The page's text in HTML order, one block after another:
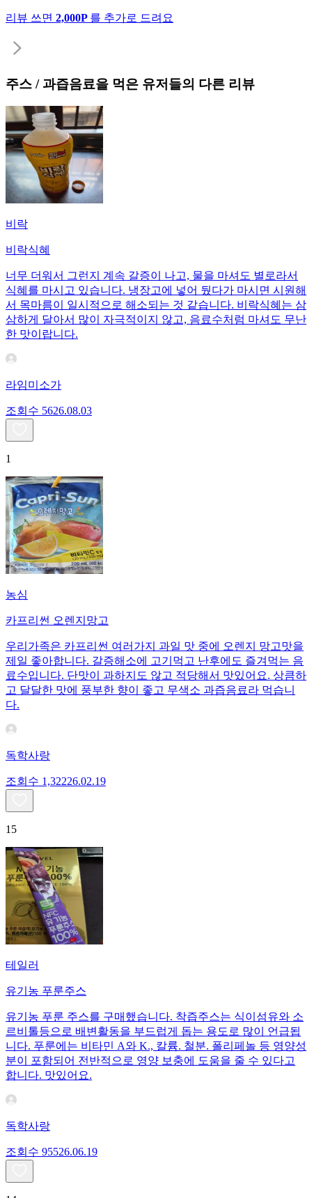
리뷰 쓰면 2,000P 를 추가로 드려요
주스 / 과즙음료을 먹은 유저들의 다른 리뷰
비락
비락식혜
너무 더워서 그런지 계속 갈증이 나고, 물을 마셔도 별로라서
식혜를 마시고 있습니다. 냉장고에 넣어 뒀다가 마시면 시원해
서 목마름이 일시적으로 해소되는 것 같습니다. 비락식혜는 삼
삼하게 달아서 많이 자극적이지 않고, 음료수처럼 마셔도 무난
한 맛이랍니다.
라임미소가
조회수 5626.08.03
1
농심
카프리썬 오렌지망고
우리가족은 카프리썬 여러가지 과일 맛 중에 오렌지 망고맛을
제일 좋아합니다. 갈증해소에 고기먹고 난후에도 즐겨먹는 음
료수입니다. 단맛이 과하지도 않고 적당해서 맛있어요. 상큼하
고 달달한 맛에 풍부한 향이 좋고 무색소 과즙음료라 먹습니
다.
독학사랑
조회수 1,32226.02.19
15
테일러
유기농 푸룬주스
유기농 푸룬 주스를 구매했습니다. 착즙주스는 식이섬유와 소
르비톨등으로 배변활동을 부드럽게 돕는 용도로 많이 언급됩
니다. 푸룬에는 비타민 A와 K., 칼륨. 철분. 폴리페놀 등 영양성
분이 포함되어 전반적으로 영양 보충에 도움을 줄 수 있다고
합니다. 맛있어요.
독학사랑
조회수 95526.06.19